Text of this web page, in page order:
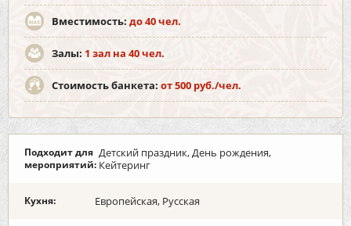
Вместимость: до 40 чел.
Залы: 1 зал на 40 чел.
Стоимость банкета: от 500 руб./чел.
Подходит для
мероприятий:
Детский праздник, День рождения,
Кейтеринг
Кухня: Европейская, Русская